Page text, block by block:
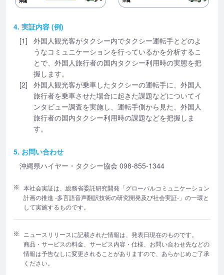
4. 実証内容 (例)
[1]
外国人観光客がタクシー内でタクシー運転手とどのよ
うなコミュニケーションを行っているかを分析するこ
とで、外国人旅行者の国内タクシー利用時の実態を把
握します。
[2]
外国人観光客が乗車したタクシーの運転手に、外国人
旅行者を乗車させた場合に起きた課題などについてイ
ンタビュー調査を実施し、運転手側から見た、外国人
旅行者の国内タクシー利用時の課題などを把握しま
す。
5. お問い合わせ
沖縄県ハイヤー・タクシー協会 098-855-1344
本社会実証は、総務省委託研究開発「グローバルコミュニケーション
計画の推進 -多言語音声翻訳技術の研究開発及び社会実証-」の一環と
して実施するものです。
ニュースリリースに記載された情報は、発表日現在のものです。
商品・サービスの料金、サービス内容・仕様、お問い合わせ先などの
情報は予告なしに変更されることがありますので、あらかじめご了承
ください。